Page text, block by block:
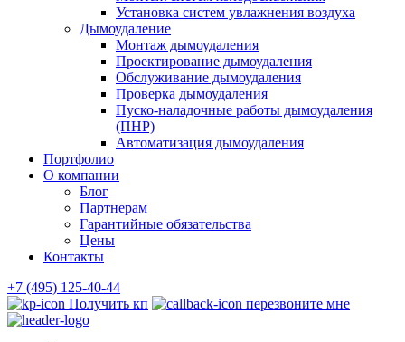
Установка систем увлажнения воздуха
Дымоудаление
Монтаж дымоудаления
Проектирование дымоудаления
Обслуживание дымоудаления
Проверка дымоудаления
Пуско-наладочные работы дымоудаления
(ПНР)
Автоматизация дымоудаления
Портфолио
О компании
Блог
Партнерам
Гарантийные обязательства
Цены
Контакты
+7 (495) 125-40-44
Получить кп
перезвоните мне